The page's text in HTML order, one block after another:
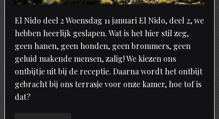
El Nido deel 2 Woensdag 11 januari El Nido, deel 2, we
hebben heerlijk geslapen. Wat is het hier stil zeg,
geen hanen, geen honden, geen brommers, geen
geluid makende mensen, zalig! We kiezen ons
ontbijtje uit bij de receptie. Daarna wordt het ontbijt
gebracht bij ons terrasje voor onze kamer, hoe tof is
dat?